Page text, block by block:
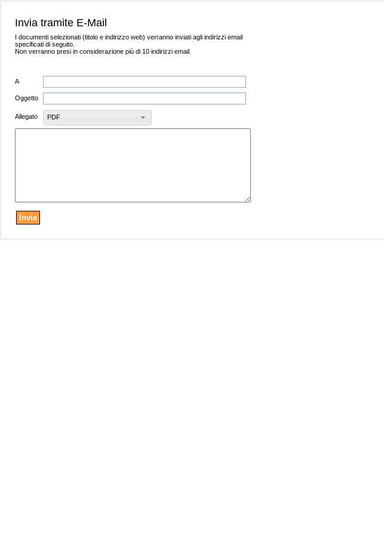
Invia tramite E-Mail
I documenti selezionati (titolo e indirizzo web) verranno inviati agli indirizzi email
specificati di seguito.
Non verranno presi in considerazione più di 10 indirizzi email.
A
Oggetto
Allegato PDF